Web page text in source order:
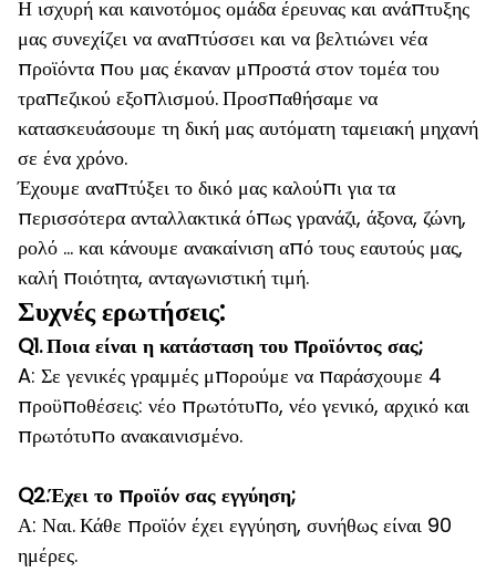
Η ισχυρή και καινοτόμος ομάδα έρευνας και ανάπτυξης
μας συνεχίζει να αναπτύσσει και να βελτιώνει νέα
προϊόντα που μας έκαναν μπροστά στον τομέα του
τραπεζικού εξοπλισμού.Προσπαθήσαμε να
κατασκευάσουμε τη δική μας αυτόματη ταμειακή μηχανή
σε ένα χρόνο.
Έχουμε αναπτύξει το δικό μας καλούπι για τα
περισσότερα ανταλλακτικά όπως γρανάζι, άξονα, ζώνη,
ρολό ... και κάνουμε ανακαίνιση από τους εαυτούς μας,
καλή ποιότητα, ανταγωνιστική τιμή.
Συχνές ερωτήσεις:
Q1.Ποια είναι η κατάσταση του προϊόντος σας;
A: Σε γενικές γραμμές μπορούμε να παράσχουμε 4
προϋποθέσεις: νέο πρωτότυπο, νέο γενικό, αρχικό και
πρωτότυπο ανακαινισμένο.
Q2.Έχει το προϊόν σας εγγύηση;
Α: Ναι.Κάθε προϊόν έχει εγγύηση, συνήθως είναι 90
ημέρες.